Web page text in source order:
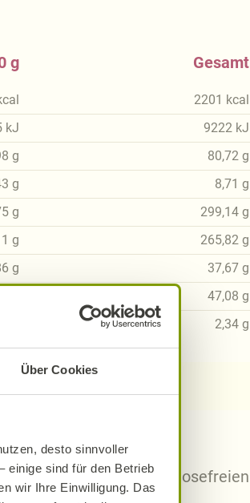
Über Cookies
desto sinnvoller
einige sind für den Betrieb
wir Ihre Einwilligung. Das
g
kJ
g
g
g
g
g
Gesamt
2201 kcal
9222 kJ
80,72 g
8,71 g
299,14 g
265,82 g
37,67 g
47,08 g
2,34 g
gluten- und laktosefreien